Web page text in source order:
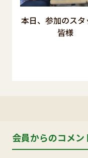
本日、参加のスタ
皆様
会員からのコメン